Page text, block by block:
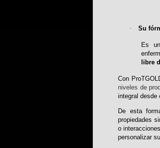
· Su
Es
libre
Con
niveles de
integral desde
De esta
propiedades
o
personalizar